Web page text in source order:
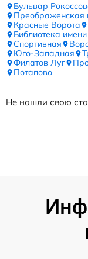
Бульвар
Преображенская
Красные Ворота
Библиотека
Спортивная
Юго-Западная
Филатов Луг
Потапово
Не нашли свою